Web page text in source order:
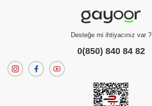
Desteğe mi ihtiyacınız var ?
0(850) 840 84 82